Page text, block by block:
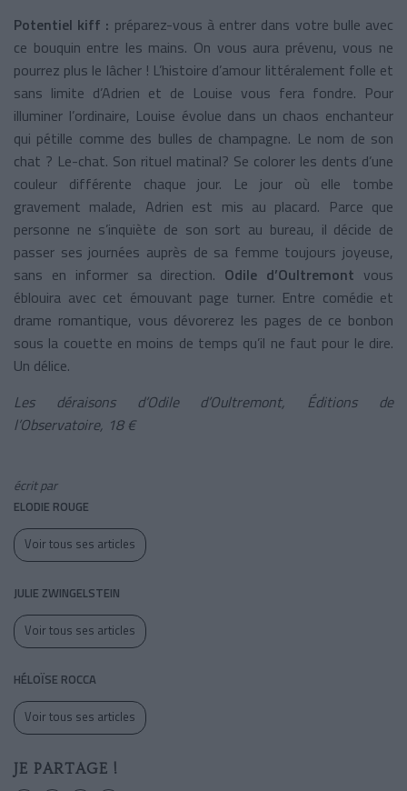
Potentiel kiff : préparez-vous à entrer dans votre bulle avec
ce bouquin entre les mains. On vous aura prévenu, vous ne
pourrez plus le lâcher ! L’histoire d’amour littéralement folle et
sans limite d’Adrien et de Louise vous fera fondre. Pour
illuminer l’ordinaire, Louise évolue dans un chaos enchanteur
qui pétille comme des bulles de champagne. Le nom de son
chat ? Le-chat. Son rituel matinal? Se colorer les dents d’une
couleur différente chaque jour. Le jour où elle tombe
gravement malade, Adrien est mis au placard. Parce que
personne ne s’inquiète de son sort au bureau, il décide de
passer ses journées auprès de sa femme toujours joyeuse,
sans en informer sa direction. Odile d’Oultremont vous
éblouira avec cet émouvant page turner. Entre comédie et
drame romantique, vous dévorerez les pages de ce bonbon
sous la couette en moins de temps qu’il ne faut pour le dire.
Un délice.
Les déraisons d’Odile d’Oultremont, Éditions de
l’Observatoire, 18 €
écrit par
ELODIE ROUGE
Voir tous ses articles
JULIE ZWINGELSTEIN
Voir tous ses articles
HÉLOÏSE ROCCA
Voir tous ses articles
JE PARTAGE !